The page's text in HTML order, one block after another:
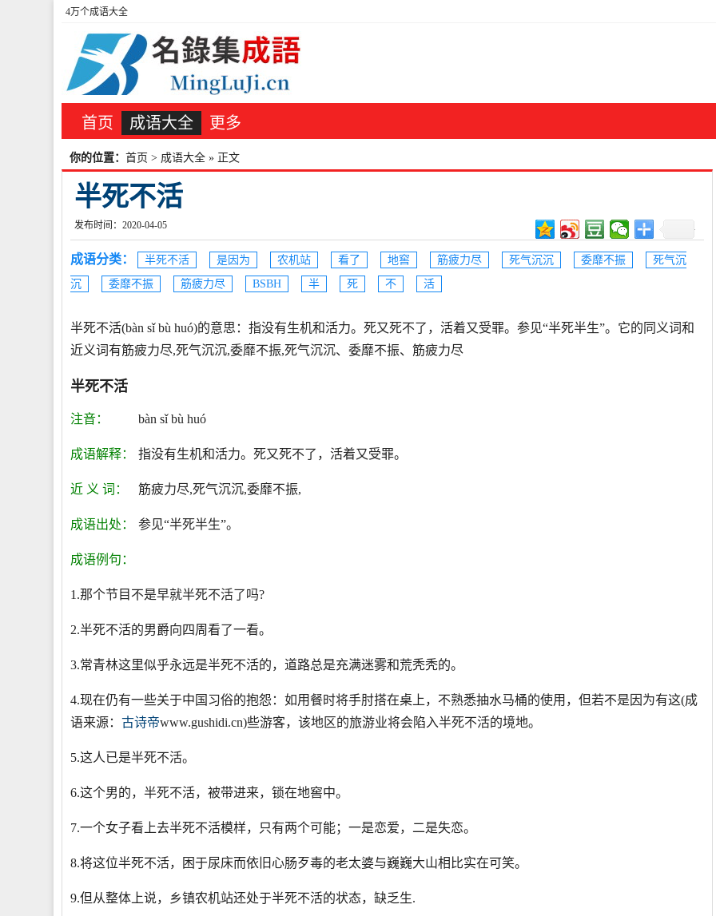
4万个成语大全
首页 成语大全 更多
你的位置： 首页 > 成语大全 » 正文
半死不活
发布时间：2020-04-05
成语分类： 半死不活 是因为 农机站 看了 地窖 筋疲力尽 死气沉沉 委靡不振
死气沉
沉
委靡不振 筋疲力尽 BSBH 半 死 不 活
半死不活(bàn sǐ bù huó)的意思：指没有生机和活力。死又死不了，活着又受罪。参见“半死半生”。它的同义词和
近义词有筋疲力尽,死气沉沉,委靡不振,死气沉沉、委靡不振、筋疲力尽
半死不活
注音： bàn sǐ bù huó
成语解释： 指没有生机和活力。死又死不了，活着又受罪。
近 义 词： 筋疲力尽,死气沉沉,委靡不振,
成语出处： 参见“半死半生”。
成语例句：
1.那个节目不是早就半死不活了吗?
2.半死不活的男爵向四周看了一看。
3.常青林这里似乎永远是半死不活的，道路总是充满迷雾和荒秃秃的。
4.现在仍有一些关于中国习俗的抱怨：如用餐时将手肘搭在桌上，不熟悉抽水马桶的使用，但若不是因为有这(成
语来源： 古诗帝www.gushidi.cn)些游客，该地区的旅游业将会陷入半死不活的境地。
5.这人已是半死不活。
6.这个男的，半死不活，被带进来，锁在地窖中。
7.一个女子看上去半死不活模样，只有两个可能；一是恋爱，二是失恋。
8.将这位半死不活，困于尿床而依旧心肠歹毒的老太婆与巍巍大山相比实在可笑。
9.但从整体上说，乡镇农机站还处于半死不活的状态，缺乏生.